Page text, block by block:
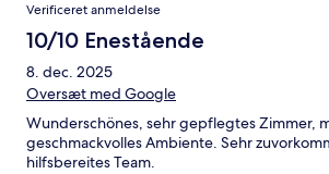
Verificeret anmeldelse
10/10 Enestående
8. dec. 2025
Oversæt med Google
Wunderschönes, sehr gepflegtes Zimmer,
geschmackvolles Ambiente. Sehr
hilfsbereites Team.